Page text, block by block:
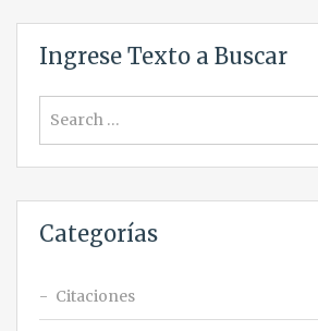
Ingrese Texto a Buscar
for:
Categorías
Citaciones